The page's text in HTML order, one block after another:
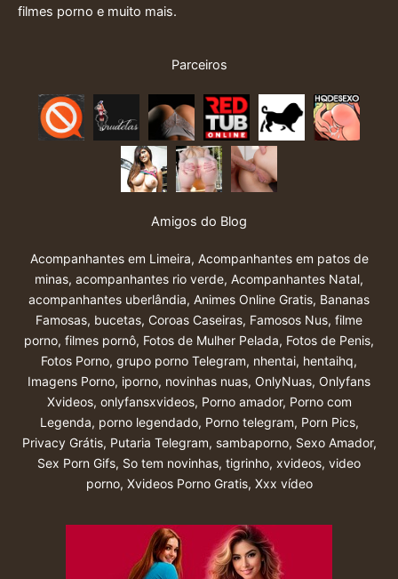
filmes porno e muito mais.
Parceiros
Amigos do Blog
Acompanhantes em Limeira, Acompanhantes em patos de
minas, acompanhantes rio verde, Acompanhantes Natal,
acompanhantes uberlândia, Animes Online Gratis, Bananas
Famosas, bucetas, Coroas Caseiras, Famosos Nus, filme
porno, filmes pornô, Fotos de Mulher Pelada, Fotos de Penis,
Fotos Porno, grupo porno Telegram, nhentai, hentaihq,
Imagens Porno, iporno, novinhas nuas, OnlyNuas, Onlyfans
Xvideos, onlyfansxvideos, Porno amador, Porno com
Legenda, porno legendado, Porno telegram, Porn Pics,
Privacy Grátis, Putaria Telegram, sambaporno, Sexo Amador,
Sex Porn Gifs, So tem novinhas, tigrinho, xvideos, video
porno, Xvideos Porno Gratis, Xxx vídeo